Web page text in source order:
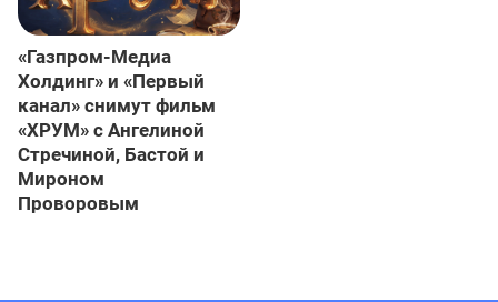
«Газпром-Медиа
Холдинг» и «Первый
канал» снимут фильм
«ХРУМ» с Ангелиной
Стречиной, Бастой и
Мироном
Проворовым